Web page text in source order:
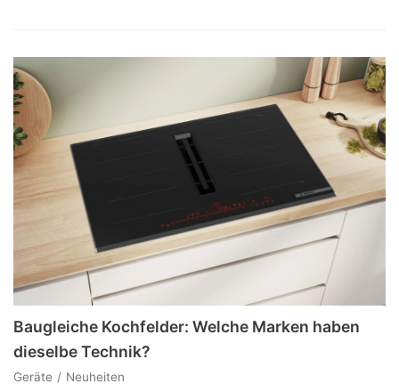
Baugleiche Kochfelder: Welche Marken haben
dieselbe Technik?
Geräte Neuheiten